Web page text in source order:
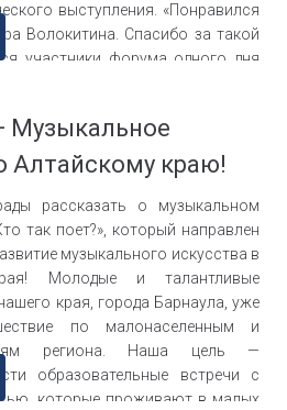
выступления. «Понравился
Волокитина. Спасибо за такой
участники форума одного дня
поддержке Росмолодёжь.Гранты.
Музыкальное
Алтайскому краю!
рассказать о музыкальном
так поет?», который направлен
музыкального искусства в
Молодые и талантливые
края, города Барнаула, уже
по малонаселенным и
региона. Наша цель —
образовательные встречи с
которые проживают в малых